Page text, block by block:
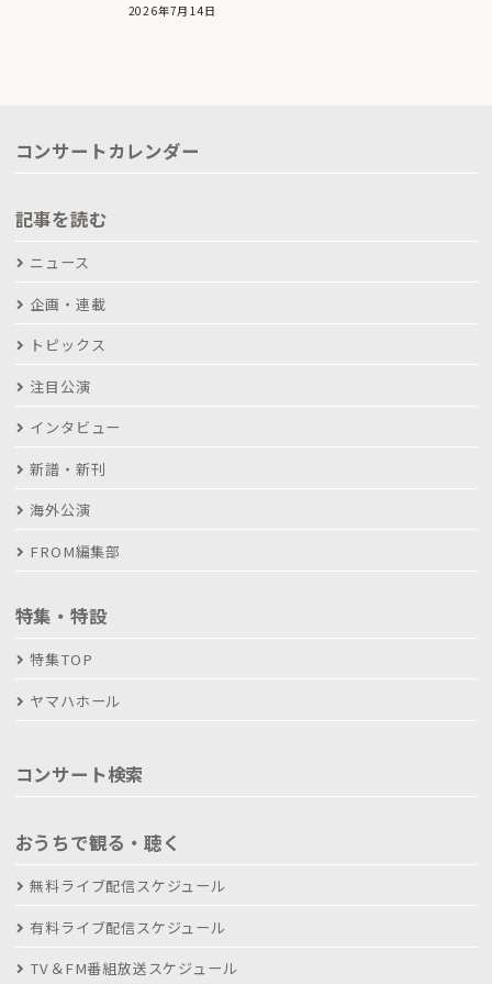
2026年7月14日
コンサートカレンダー
記事を読む
ニュース
企画・連載
トピックス
注目公演
インタビュー
新譜・新刊
海外公演
FROM編集部
特集・特設
特集TOP
ヤマハホール
コンサート検索
おうちで観る・聴く
無料ライブ配信スケジュール
有料ライブ配信スケジュール
TV＆FM番組放送スケジュール